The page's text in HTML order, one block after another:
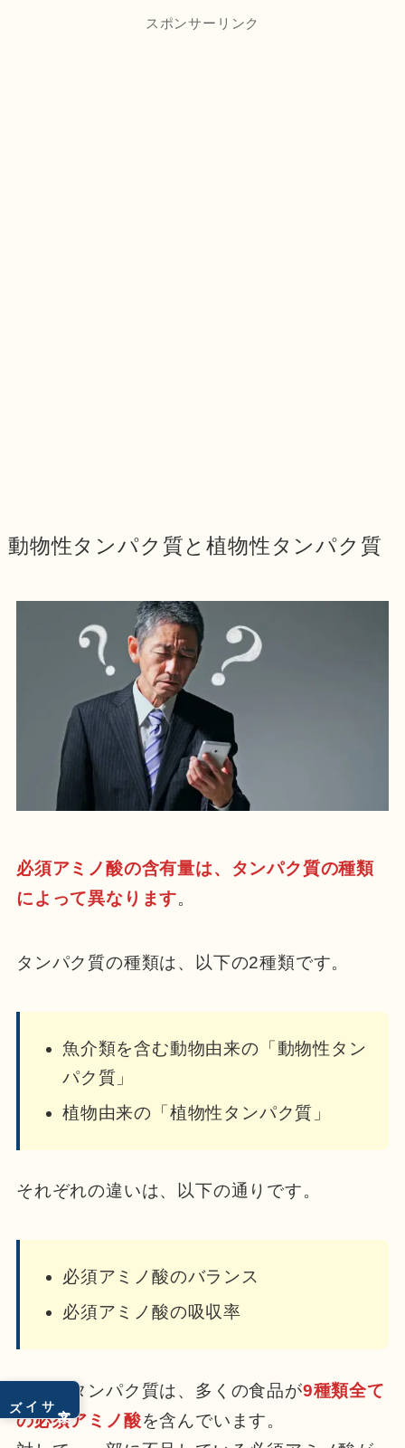
サイズ
スポンサーリンク
動物性タンパク質と植物性タンパク質
必須アミノ酸の含有量は、タンパク質の種類
によって異なります。
タンパク質の種類は、以下の2種類です。
魚介類を含む動物由来の「動物性タン
パク質」
植物由来の「植物性タンパク質」
それぞれの違いは、以下の通りです。
必須アミノ酸のバランス
必須アミノ酸の吸収率
動物性タンパク質は、多くの食品が9種類全て
の必須アミノ酸を含んでいます。